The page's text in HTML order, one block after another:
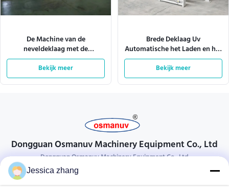
De Machine van de
neveldeklaag met de
Verlichting 380V 28kw van Tec
van het Transportbandsysteem
Bekijk meer
Brede Deklaag Uv
Automatische het Laden en het
Leegmaken Machine 4KW
1600mm
Bekijk meer
Dongguan Osmanuv Machinery Equipment Co., Ltd
Dongguan Osmanuv Machinery Equipment Co., Ltd
Neem contact op.
Jessica zhang